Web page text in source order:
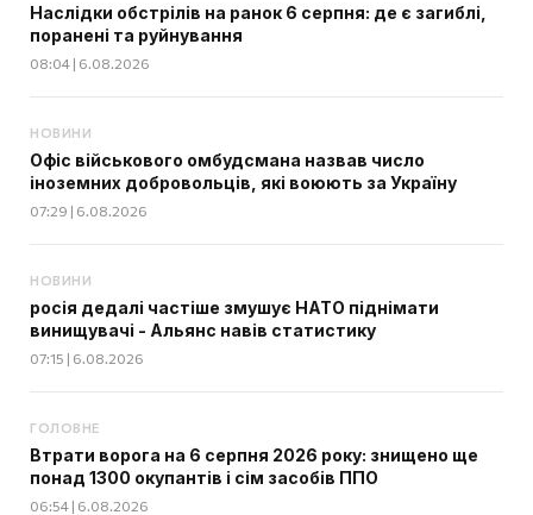
Наслідки обстрілів на ранок 6 серпня: де є загиблі,
поранені та руйнування
08:04 | 6.08.2026
НОВИНИ
Офіс військового омбудсмана назвав число
іноземних добровольців, які воюють за Україну
07:29 | 6.08.2026
НОВИНИ
росія дедалі частіше змушує НАТО піднімати
винищувачі - Альянс навів статистику
07:15 | 6.08.2026
ГОЛОВНЕ
Втрати ворога на 6 серпня 2026 року: знищено ще
понад 1300 окупантів і сім засобів ППО
06:54 | 6.08.2026